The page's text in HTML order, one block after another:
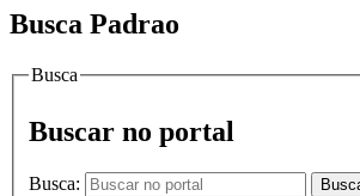
Busca Padrao
Busca
Buscar no portal
Busca: